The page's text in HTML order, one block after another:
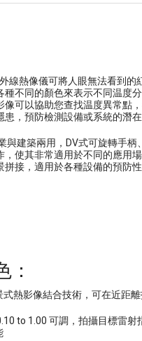
線熱像儀可將人眼無法看到的
不同的顏色來表示不同温度分
像可以協助您查找温度異常點
，預防檢測設備或系統的潛在
與建築兩用，DV式可旋轉手柄
，使其非常適用於不同的應用
拼接，適用於各種設備的預防
式熱影像結合技術，可在近距
to 1.00 可調，拍攝目標雷